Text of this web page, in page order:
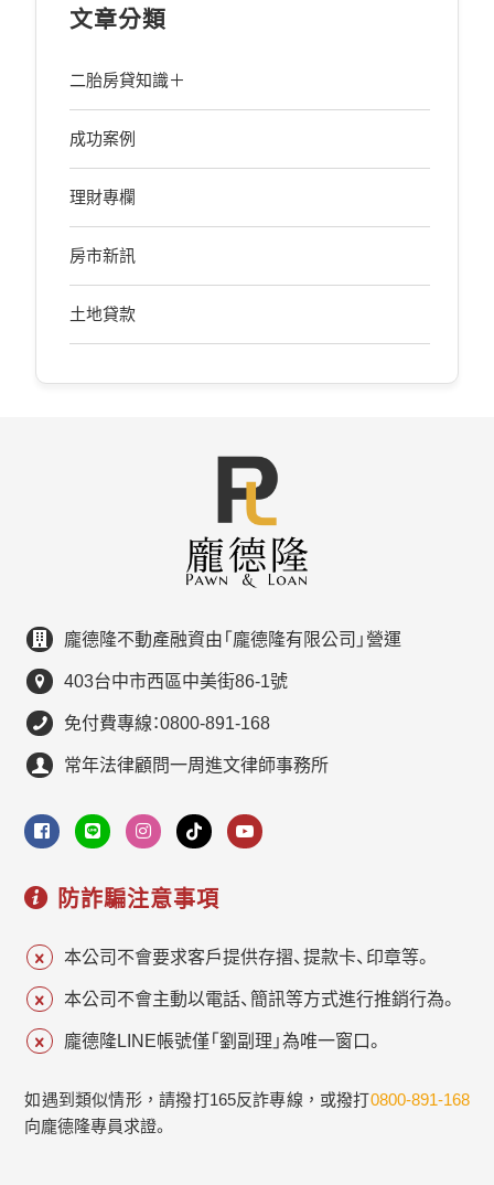
文章分類
二胎房貸知識＋
成功案例
理財專欄
房市新訊
土地貸款
龐德隆不動產融資由「龐德隆有限公司」營運
403台中市西區中美街86-1號
免付費專線：0800-891-168
常年法律顧問一周進文律師事務所
防詐騙注意事項
本公司不會要求客戶提供存摺、提款卡、印章等。
本公司不會主動以電話、簡訊等方式進行推銷行為。
龐德隆LINE帳號僅「劉副理」為唯一窗口。
如遇到類似情形，請撥打165反詐專線，或撥打0800-891-168
向龐德隆專員求證。